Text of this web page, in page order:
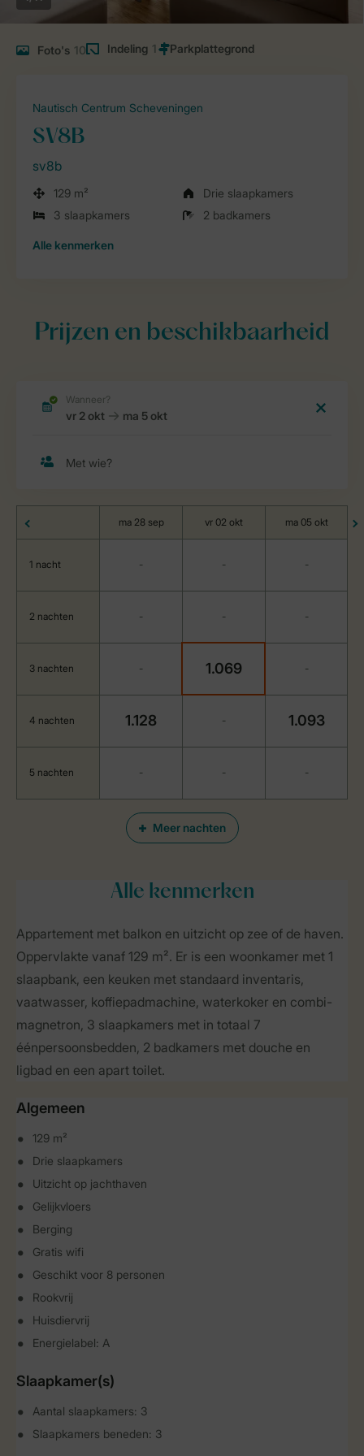
Foto's 10 Indeling 1
Nautisch Centrum Scheveningen
SV8B
sv8b
129 m²
Drie slaapkamers
3 slaapkamers
2 badkamers
Alle kenmerken
Prijzen en beschikbaarheid
Meer nachten
ma 28 sep vr 02 okt ma 05 okt
1 nacht - - -
2 nachten - - -
3 nachten - 1.069 -
4 nachten 1.128 - 1.093
5 nachten - - -
Alle kenmerken
Appartement met balkon en uitzicht op zee of de haven.
Oppervlakte vanaf 129 m². Er is een woonkamer met 1
slaapbank, een keuken met standaard inventaris,
vaatwasser, koffiepadmachine, waterkoker en combi-
magnetron, 3 slaapkamers met in totaal 7
éénpersoonsbedden, 2 badkamers met douche en
ligbad en een apart toilet.
Algemeen
129 m²
Drie slaapkamers
Uitzicht op jachthaven
Gelijkvloers
Berging
Gratis wifi
Geschikt voor 8 personen
Rookvrij
Huisdiervrij
Energielabel: A
Slaapkamer(s)
Aantal slaapkamers: 3
Slaapkamers beneden: 3